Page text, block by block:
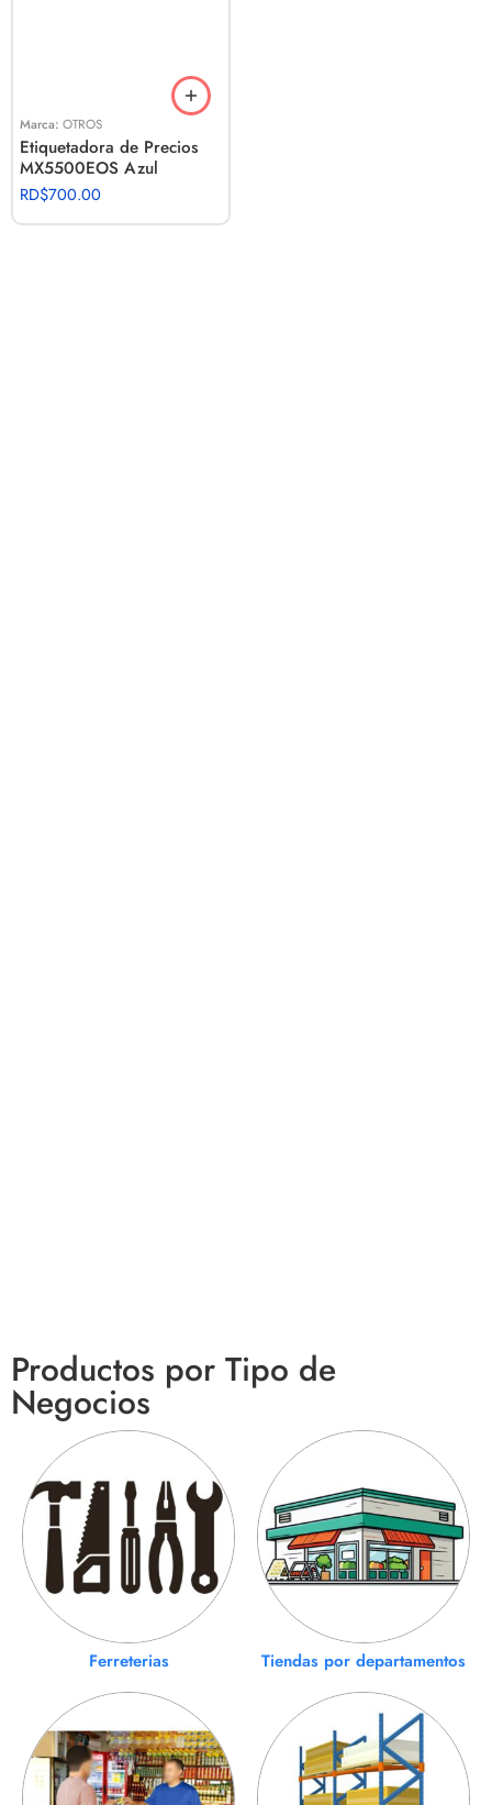
Marca: OTROS
Etiquetadora de Precios
MX5500EOS Azul
RD$700.00
Productos por Tipo de
Negocios
Ferreterias Tiendas por departamentos